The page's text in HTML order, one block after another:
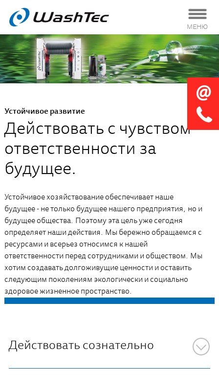
МЕНЮ
Устойчивое развитие
Действовать с чувством
ответственности за
будущее.
Устойчивое хозяйствование обеспечивает наше
будущее - не только будущее нашего предприятия, но и
будущее общества. Поэтому эта цель уже сегодня
определяет наши действия. Мы бережно обращаемся с
ресурсами и всерьез относимся к нашей
ответственности перед сотрудниками и обществом. Мы
хотим создавать долгоживущие ценности и оставить
следующим поколениям экологически и социально
здоровое жизненное пространство.
Действовать сознательно